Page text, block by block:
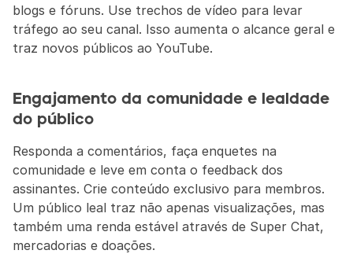
blogs e fóruns. Use trechos de vídeo para levar
tráfego ao seu canal. Isso aumenta o alcance geral e
traz novos públicos ao YouTube.
Engajamento da comunidade e lealdade
do público
Responda a comentários, faça enquetes na
comunidade e leve em conta o feedback dos
assinantes. Crie conteúdo exclusivo para membros.
Um público leal traz não apenas visualizações, mas
também uma renda estável através de Super Chat,
mercadorias e doações.